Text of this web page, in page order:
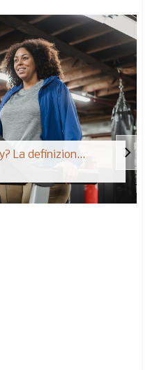
La definizion...